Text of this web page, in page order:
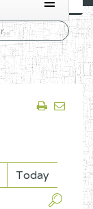
Today